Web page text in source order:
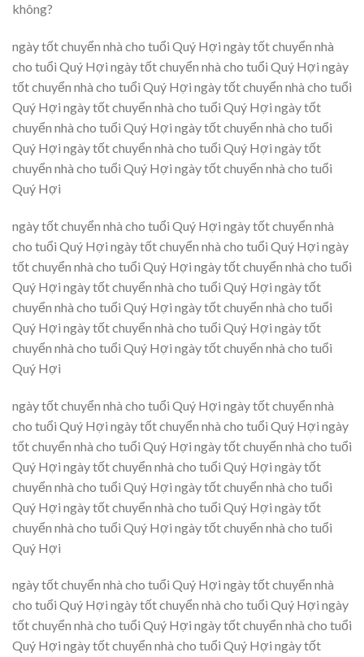
không?
ngày tốt chuyển nhà cho tuổi Quý Hợi ngày tốt chuyển nhà
cho tuổi Quý Hợi ngày tốt chuyển nhà cho tuổi Quý Hợi ngày
tốt chuyển nhà cho tuổi Quý Hợi ngày tốt chuyển nhà cho tuổi
Quý Hợi ngày tốt chuyển nhà cho tuổi Quý Hợi ngày tốt
chuyển nhà cho tuổi Quý Hợi ngày tốt chuyển nhà cho tuổi
Quý Hợi ngày tốt chuyển nhà cho tuổi Quý Hợi ngày tốt
chuyển nhà cho tuổi Quý Hợi ngày tốt chuyển nhà cho tuổi
Quý Hợi
ngày tốt chuyển nhà cho tuổi Quý Hợi ngày tốt chuyển nhà
cho tuổi Quý Hợi ngày tốt chuyển nhà cho tuổi Quý Hợi ngày
tốt chuyển nhà cho tuổi Quý Hợi ngày tốt chuyển nhà cho tuổi
Quý Hợi ngày tốt chuyển nhà cho tuổi Quý Hợi ngày tốt
chuyển nhà cho tuổi Quý Hợi ngày tốt chuyển nhà cho tuổi
Quý Hợi ngày tốt chuyển nhà cho tuổi Quý Hợi ngày tốt
chuyển nhà cho tuổi Quý Hợi ngày tốt chuyển nhà cho tuổi
Quý Hợi
ngày tốt chuyển nhà cho tuổi Quý Hợi ngày tốt chuyển nhà
cho tuổi Quý Hợi ngày tốt chuyển nhà cho tuổi Quý Hợi ngày
tốt chuyển nhà cho tuổi Quý Hợi ngày tốt chuyển nhà cho tuổi
Quý Hợi ngày tốt chuyển nhà cho tuổi Quý Hợi ngày tốt
chuyển nhà cho tuổi Quý Hợi ngày tốt chuyển nhà cho tuổi
Quý Hợi ngày tốt chuyển nhà cho tuổi Quý Hợi ngày tốt
chuyển nhà cho tuổi Quý Hợi ngày tốt chuyển nhà cho tuổi
Quý Hợi
ngày tốt chuyển nhà cho tuổi Quý Hợi ngày tốt chuyển nhà
cho tuổi Quý Hợi ngày tốt chuyển nhà cho tuổi Quý Hợi ngày
tốt chuyển nhà cho tuổi Quý Hợi ngày tốt chuyển nhà cho tuổi
Quý Hợi ngày tốt chuyển nhà cho tuổi Quý Hợi ngày tốt